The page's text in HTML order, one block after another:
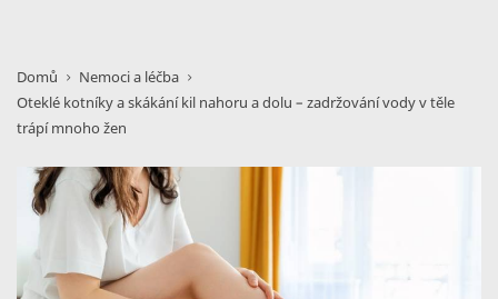
Domů
Nemoci a léčba
Oteklé kotníky a skákání kil nahoru a dolu – zadržování vody v těle
trápí mnoho žen